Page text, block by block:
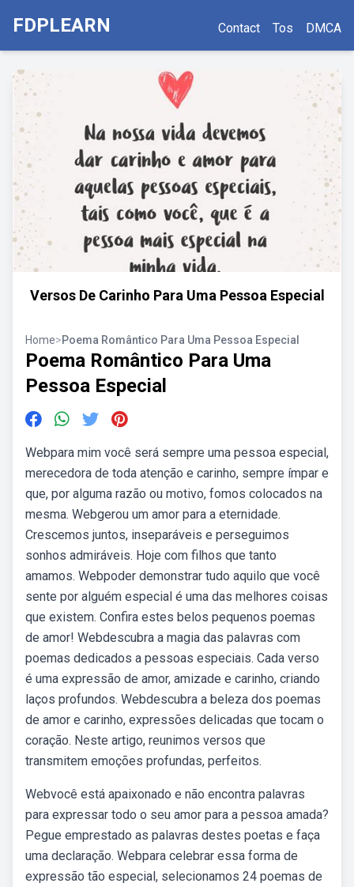
FDPLEARN Contact Tos DMCA
Versos De Carinho Para Uma Pessoa Especial
Home>Poema Romântico Para Uma Pessoa Especial
Poema Romântico Para Uma
Pessoa Especial
Webpara mim você será sempre uma pessoa especial,
merecedora de toda atenção e carinho, sempre ímpar e
que, por alguma razão ou motivo, fomos colocados na
mesma. Webgerou um amor para a eternidade.
Crescemos juntos, inseparáveis e perseguimos
sonhos admiráveis. Hoje com filhos que tanto
amamos. Webpoder demonstrar tudo aquilo que você
sente por alguém especial é uma das melhores coisas
que existem. Confira estes belos pequenos poemas
de amor! Webdescubra a magia das palavras com
poemas dedicados a pessoas especiais. Cada verso
é uma expressão de amor, amizade e carinho, criando
laços profundos. Webdescubra a beleza dos poemas
de amor e carinho, expressões delicadas que tocam o
coração. Neste artigo, reunimos versos que
transmitem emoções profundas, perfeitos.
Webvocê está apaixonado e não encontra palavras
para expressar todo o seu amor para a pessoa amada?
Pegue emprestado as palavras destes poetas e faça
uma declaração. Webpara celebrar essa forma de
expressão tão especial, selecionamos 24 poemas de